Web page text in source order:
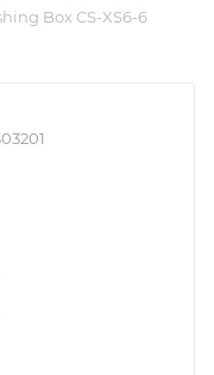
Box CS-XS6-6